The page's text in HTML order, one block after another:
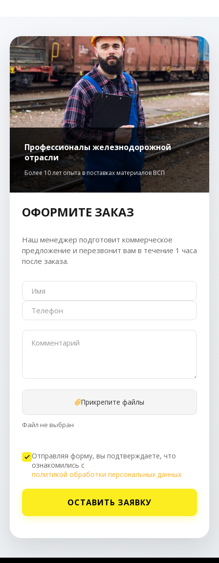
Профессионалы железнодорожной
отрасли
Более 10 лет опыта в поставках материалов ВСП
ОФОРМИТЕ ЗАКАЗ
Наш менеджер подготовит коммерческое
предложение и перезвонит вам в течение 1 часа
после заказа.
Прикрепите файлы
Файл не выбран
Отправляя форму, вы подтверждаете, что
ознакомились с
политикой обработки персональных данных
ОСТАВИТЬ ЗАЯВКУ